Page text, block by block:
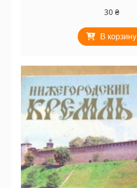
30 ₴
В корзину